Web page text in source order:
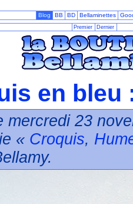
Blog BB BD Bellaminettes
Premier Dernier
en bleu
mercredi 23
« Croquis,